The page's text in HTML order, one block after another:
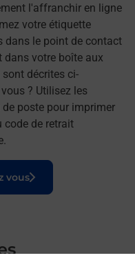
l'affranchir en ligne
votre étiquette
dans le point de contact
votre boîte aux
décrites ci-
? Utilisez les
poste pour imprimer
code de retrait
vous